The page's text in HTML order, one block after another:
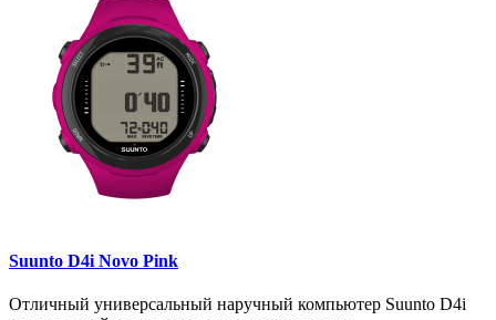
Suunto D4i Novo Pink
Отличный универсальный наручный компьютер Suunto D4i